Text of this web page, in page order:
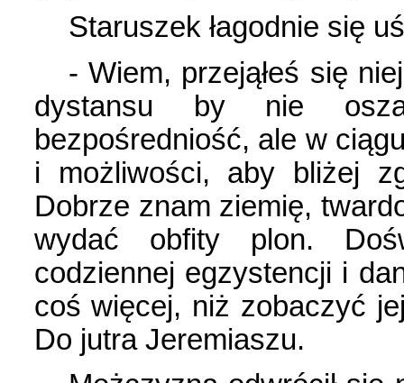
Staruszek łagodnie się
- Wiem, przejąłeś się
dystansu by nie
bezpośredniość, ale w
i możliwości, aby bliżej
Dobrze znam ziemię,
wydać obfity plon.
codziennej egzystencji i
coś więcej, niż zobaczyć
Do jutra Jeremiaszu.